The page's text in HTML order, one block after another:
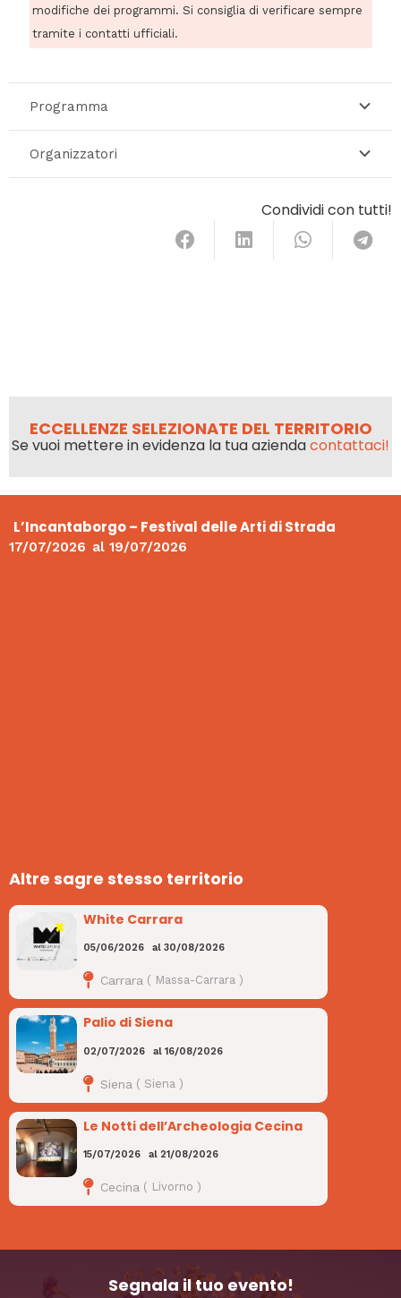
modifiche dei programmi. Si consiglia di verificare sempre
tramite i contatti ufficiali.
Programma
Organizzatori
Condividi con tutti!
ECCELLENZE SELEZIONATE DEL TERRITORIO
Se vuoi mettere in evidenza la tua aziendacontattaci!
L’Incantaborgo – Festival delle Arti di Strada
17/07/2026 al 19/07/2026
Altre sagre stesso territorio
White Carrara
05/06/2026 al30/08/2026
Carrara ( Massa-Carrara )
Palio di Siena
02/07/2026 al16/08/2026
Siena ( Siena )
Le Notti dell’Archeologia Cecina
15/07/2026 al 21/08/2026
Cecina ( Livorno )
Segnala il tuo evento!